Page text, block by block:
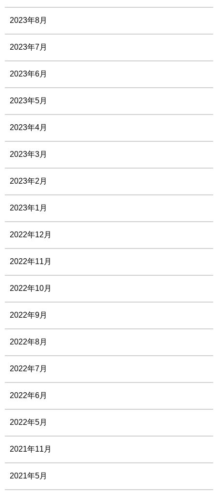
2023年8月
2023年7月
2023年6月
2023年5月
2023年4月
2023年3月
2023年2月
2023年1月
2022年12月
2022年11月
2022年10月
2022年9月
2022年8月
2022年7月
2022年6月
2022年5月
2021年11月
2021年5月